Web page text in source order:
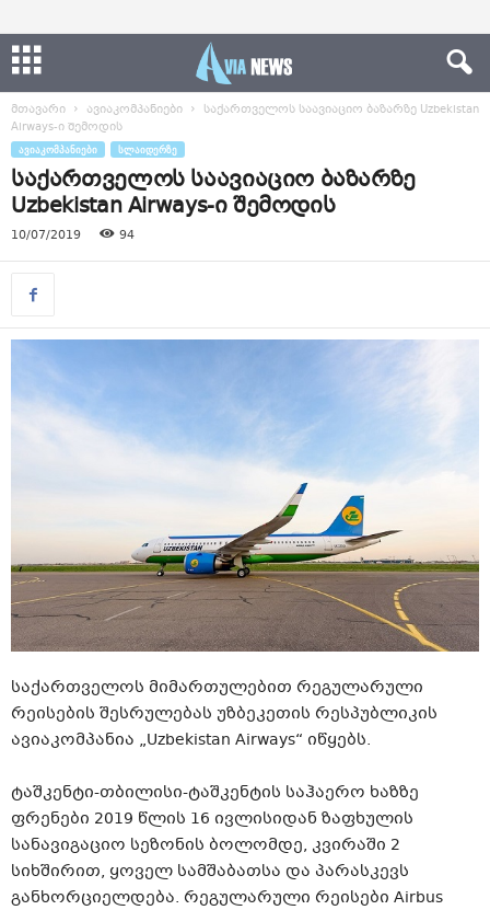
მთავარი ავიაკომპანიები
საქართველოს საავიაციო ბაზარზე Uzbekistan
Airways-ი შემოდის
ᲐᲕᲘᲐᲙᲝᲛᲞᲐᲜᲘᲔᲑᲘ ᲡᲚᲐᲘᲓᲔᲠᲖᲔ
საქართველოს საავიაციო ბაზარზე
Uzbekistan Airways-ი შემოდის
10/07/2019 94
საქართველოს მიმართულებით რეგულარული
რეისების შესრულებას უზბეკეთის რესპუბლიკის
ავიაკომპანია „Uzbekistan Airways“ იწყებს.
ტაშკენტი-თბილისი-ტაშკენტის საჰაერო ხაზზე
ფრენები 2019 წლის 16 ივლისიდან ზაფხულის
სანავიგაციო სეზონის ბოლომდე, კვირაში 2
სიხშირით, ყოველ სამშაბათსა და პარასკევს
განხორციელდება. რეგულარული რეისები Airbus